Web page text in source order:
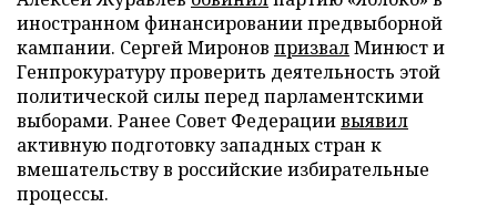
иностранном финансировании предвыборной
кампании. Сергей Миронов призвалМинюст и
Генпрокуратуру проверить деятельность этой
политической силы перед парламентскими
выборами. Ранее Совет Федерациивыявил
активную подготовку западных стран к
вмешательству в российские избирательные
процессы.